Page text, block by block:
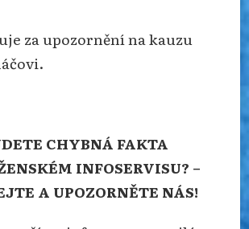
za upozornění na kauzu
CHYBNÁ FAKTA
INFOSERVISU? –
A UPOZORNĚTE NÁS!